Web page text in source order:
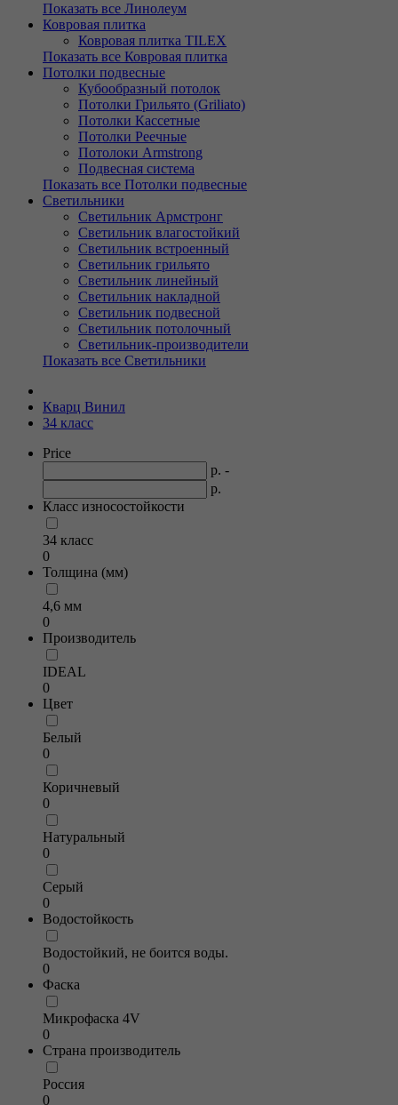
Показать все Линолеум
Ковровая плитка
Ковровая плитка TILEX
Показать все Ковровая плитка
Потолки подвесные
Кубообразный потолок
Потолки Грильято (Griliato)
Потолки Кассетные
Потолки Реечные
Потолоки Armstrong
Подвесная система
Показать все Потолки подвесные
Светильники
Светильник Армстронг
Светильник влагостойкий
Светильник встроенный
Светильник грильято
Светильник линейный
Светильник накладной
Светильник подвесной
Светильник потолочный
Светильник-производители
Показать все Светильники
Кварц Винил
34 класс
Price
р. -
р.
Класс износостойкости
34 класс
0
Толщина (мм)
4,6 мм
0
Производитель
IDEAL
0
Цвет
Белый
0
Коричневый
0
Натуральный
0
Серый
0
Водостойкость
Водостойкий, не боится воды.
0
Фаска
Микрофаска 4V
0
Страна производитель
Россия
0